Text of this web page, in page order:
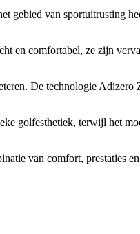
van sportuitrusting
en comfortabel, ze zijn
De technologie
golfesthetiek, terwijl het
van comfort, prestaties